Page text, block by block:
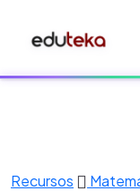
Recursos